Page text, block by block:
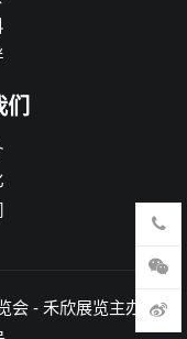
们
会- 禾欣展览主办 -沪